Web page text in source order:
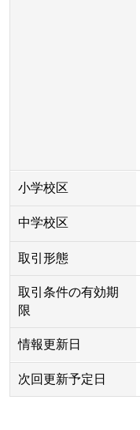
小学校区
中学校区
取引形態
取引条件の有効期
限
情報更新日
次回更新予定日